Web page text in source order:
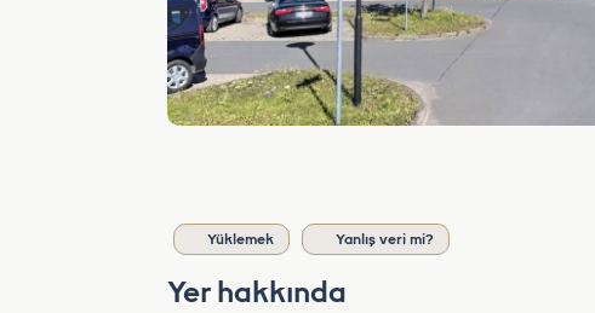
Yüklemek Yanlış veri mi?
Yer hakkında